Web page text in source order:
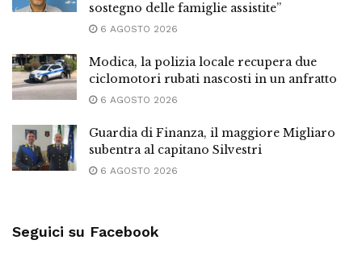
sostegno delle famiglie assistite”
6 AGOSTO 2026
Modica, la polizia locale recupera due
ciclomotori rubati nascosti in un anfratto
6 AGOSTO 2026
Guardia di Finanza, il maggiore Migliaro
subentra al capitano Silvestri
6 AGOSTO 2026
Seguici su Facebook